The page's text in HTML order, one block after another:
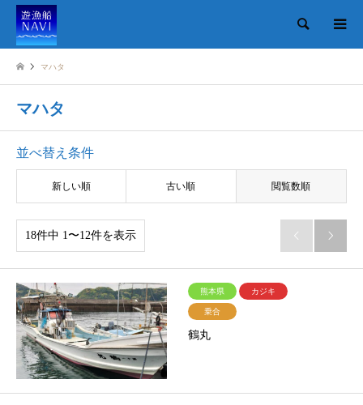
検索
マハタ
マハタ
並べ替え条件
新しい順 古い順 閲覧数順
18件中 1〜12件を表示  
熊本県 カジキ
乗合
鶴丸